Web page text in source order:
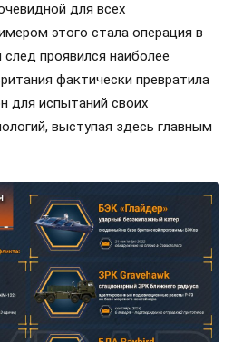
для всех
этого стала операция в
проявился наиболее
фактически превратила
для испытаний своих
выступая здесь главным